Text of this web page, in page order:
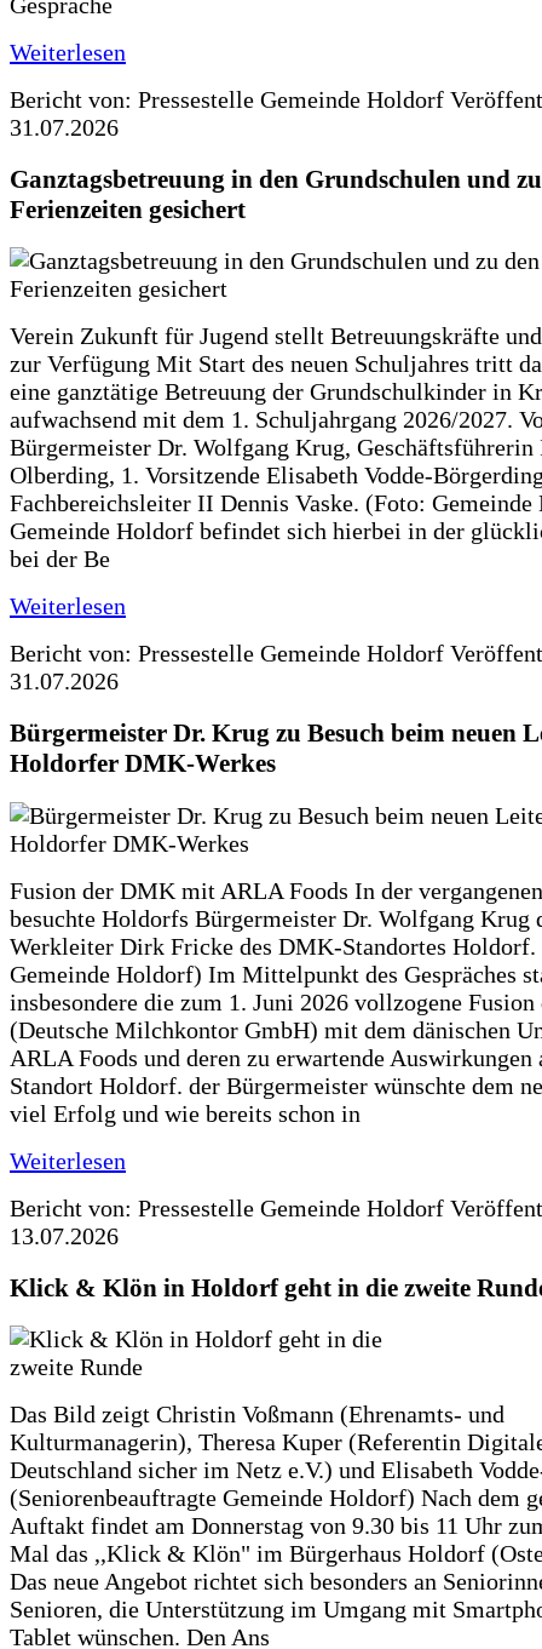
Weiterlesen
Bericht von: Pressestelle Gemeinde Holdorf
31.07.2026
Ganztagsbetreuung in den Grundschulen und
Ferienzeiten gesichert
Verein Zukunft für Jugend stellt Betreuungskräfte
zur Verfügung Mit Start des neuen Schuljahres tritt
eine ganztätige Betreuung der Grundschulkinder in
aufwachsend mit dem 1. Schuljahrgang 2026/2027.
Bürgermeister Dr. Wolfgang Krug, Geschäftsführerin
Olberding, 1. Vorsitzende Elisabeth Vodde-
Fachbereichsleiter II Dennis Vaske. (Foto:
Gemeinde Holdorf befindet sich hierbei in der
bei der Be
Weiterlesen
Bericht von: Pressestelle Gemeinde Holdorf
31.07.2026
Bürgermeister Dr. Krug zu Besuch beim neuen
Holdorfer DMK-Werkes
Fusion der DMK mit ARLA Foods In der
besuchte Holdorfs Bürgermeister Dr. Wolfgang Krug
Werkleiter Dirk Fricke des DMK-Standortes Holdorf.
Gemeinde Holdorf) Im Mittelpunkt des Gespräches
insbesondere die zum 1. Juni 2026 vollzogene
(Deutsche Milchkontor GmbH) mit dem dänischen
ARLA Foods und deren zu erwartende Auswirkungen
Standort Holdorf. der Bürgermeister wünschte dem
viel Erfolg und wie bereits schon in
Weiterlesen
Bericht von: Pressestelle Gemeinde Holdorf
13.07.2026
Klick & Klön in Holdorf geht in die zweite
Das Bild zeigt Christin Voßmann (Ehrenamts- und
Kulturmanagerin), Theresa Kuper (Referentin
Deutschland sicher im Netz e.V.) und Elisabeth
(Seniorenbeauftragte Gemeinde Holdorf) Nach dem
Auftakt findet am Donnerstag von 9.30 bis 11 Uhr
Mal das ,,Klick & Klön" im Bürgerhaus Holdorf
Das neue Angebot richtet sich besonders an
Senioren, die Unterstützung im Umgang mit
Tablet wünschen. Den Ans